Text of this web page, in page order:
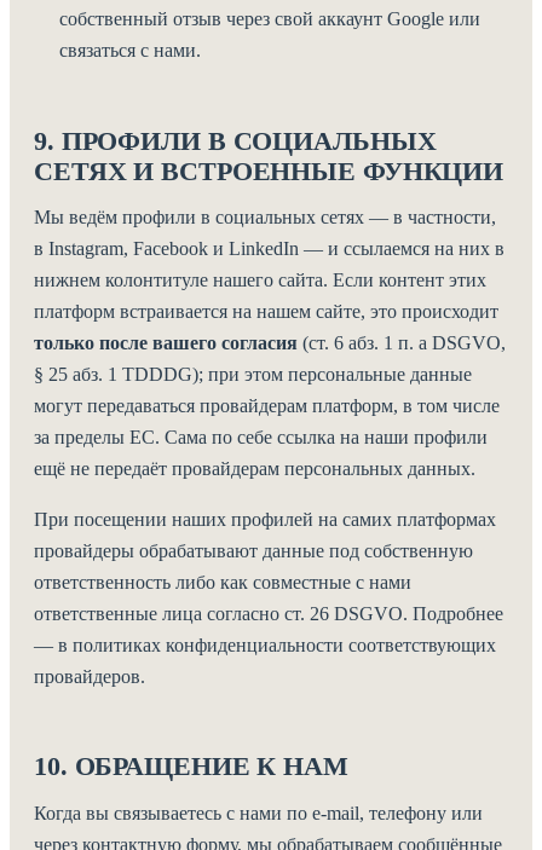
собственный отзыв через свой аккаунт Google или
связаться с нами.
9. ПРОФИЛИ В СОЦИАЛЬНЫХ
СЕТЯХ И ВСТРОЕННЫЕ ФУНКЦИИ
Мы ведём профили в социальных сетях — в частности,
в Instagram, Facebook и LinkedIn — и ссылаемся на них в
нижнем колонтитуле нашего сайта. Если контент этих
платформ встраивается на нашем сайте, это происходит
только после вашего согласия (ст. 6 абз. 1 п. a DSGVO,
§ 25 абз. 1 TDDDG); при этом персональные данные
могут передаваться провайдерам платформ, в том числе
за пределы ЕС. Сама по себе ссылка на наши профили
ещё не передаёт провайдерам персональных данных.
При посещении наших профилей на самих платформах
провайдеры обрабатывают данные под собственную
ответственность либо как совместные с нами
ответственные лица согласно ст. 26 DSGVO. Подробнее
— в политиках конфиденциальности соответствующих
провайдеров.
10. ОБРАЩЕНИЕ К НАМ
Когда вы связываетесь с нами по e-mail, телефону или
через контактную форму, мы обрабатываем сообщённые